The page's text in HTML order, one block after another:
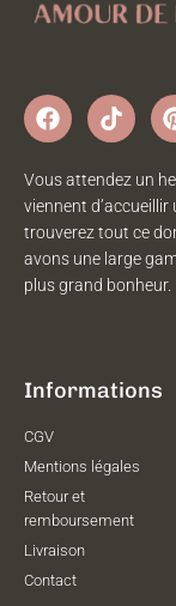
Vous attendez un
viennent
trouverez tout ce
avons une large
plus grand bonheur.
Informations
CGV
Mentions légales
Retour et
remboursement
Livraison
Contact